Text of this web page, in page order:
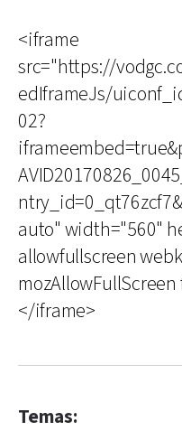
<iframe
src="https://
edIframeJs/
02?
auto" width="560"
allowfullscreen
</iframe>
Temas: